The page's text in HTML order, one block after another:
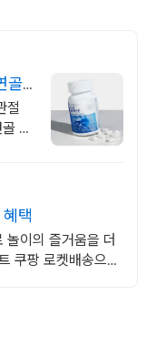
골
절
통
택
놀이의 즐거움을 더
쿠팡 로켓배송으로